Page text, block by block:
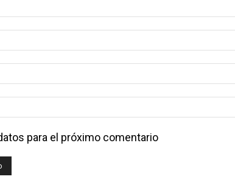
para el próximo comentario